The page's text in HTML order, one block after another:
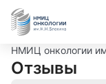
НМИЦ онкологии
Отзывы